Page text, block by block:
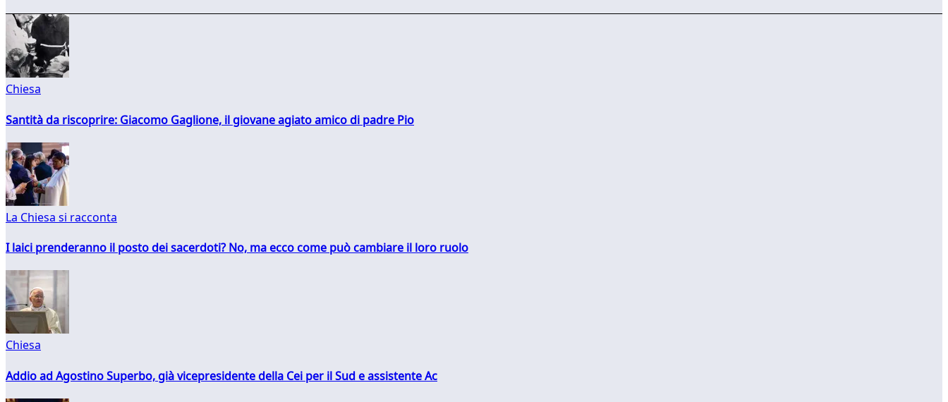
Chiesa
Santità da riscoprire: Giacomo Gaglione, il giovane agiato amico di padre Pio
La Chiesa si racconta
I laici prenderanno il posto dei sacerdoti? No, ma ecco come può cambiare il loro ruolo
Chiesa
Addio ad Agostino Superbo, già vicepresidente della Cei per il Sud e assistente Ac